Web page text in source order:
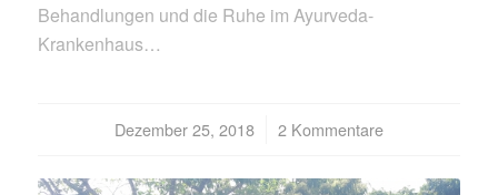
Behandlungen und die Ruhe im Ayurveda-
Krankenhaus…
Dezember 25, 2018
/ 2 Kommentare